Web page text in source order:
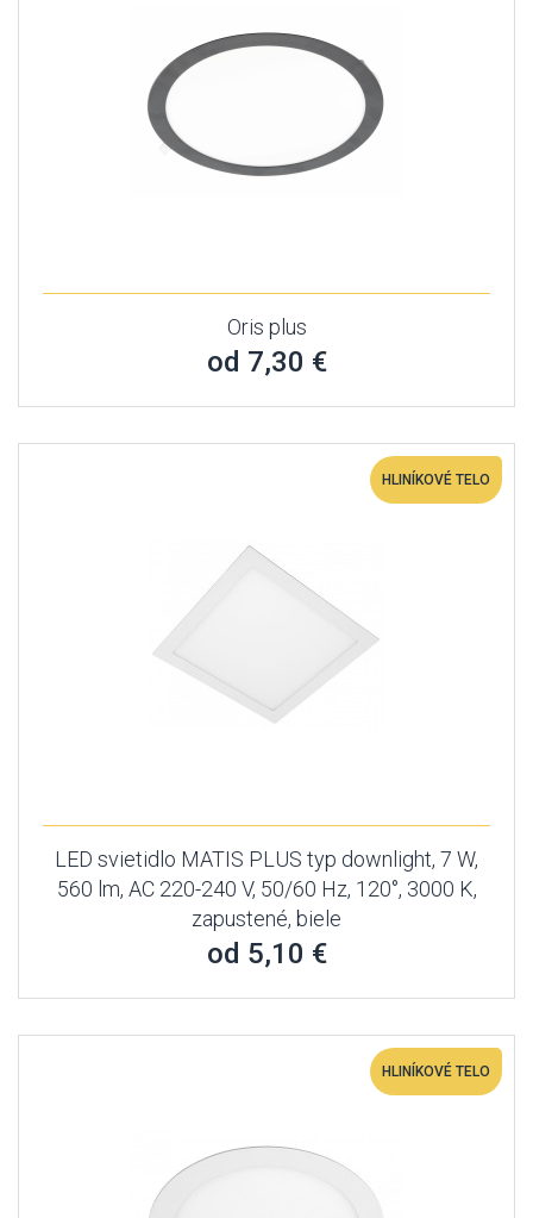
Oris plus
od 7,30 €
HLINÍKOVÉ TELO
LED svietidlo MATIS PLUS typ downlight, 7 W,
560 lm, AC 220-240 V, 50/60 Hz, 120°, 3000 K,
zapustené, biele
od 5,10 €
HLINÍKOVÉ TELO